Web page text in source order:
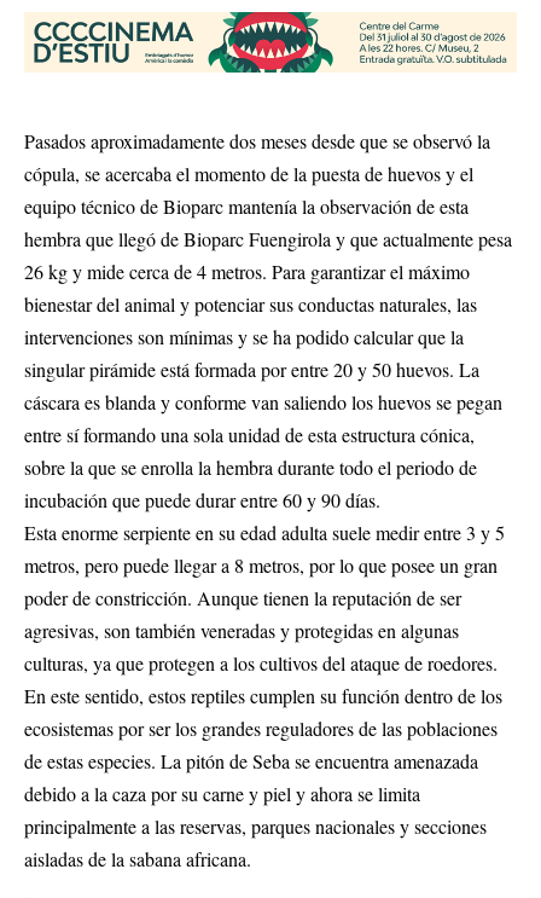
Pasados aproximadamente dos meses desde que se observó la
cópula, se acercaba el momento de la puesta de huevos y el
equipo técnico de Bioparc mantenía la observación de esta
hembra que llegó de Bioparc Fuengirola y que actualmente pesa
26 kg y mide cerca de 4 metros. Para garantizar el máximo
bienestar del animal y potenciar sus conductas naturales, las
intervenciones son mínimas y se ha podido calcular que la
singular pirámide está formada por entre 20 y 50 huevos. La
cáscara es blanda y conforme van saliendo los huevos se pegan
entre sí formando una sola unidad de esta estructura cónica,
sobre la que se enrolla la hembra durante todo el periodo de
incubación que puede durar entre 60 y 90 días.
Esta enorme serpiente en su edad adulta suele medir entre 3 y 5
metros, pero puede llegar a 8 metros, por lo que posee un gran
poder de constricción. Aunque tienen la reputación de ser
agresivas, son también veneradas y protegidas en algunas
culturas, ya que protegen a los cultivos del ataque de roedores.
En este sentido, estos reptiles cumplen su función dentro de los
ecosistemas por ser los grandes reguladores de las poblaciones
de estas especies. La pitón de Seba se encuentra amenazada
debido a la caza por su carne y piel y ahora se limita
principalmente a las reservas, parques nacionales y secciones
aisladas de la sabana africana.